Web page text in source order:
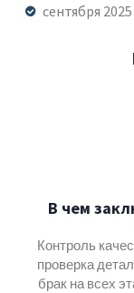
сентября 2025
В чем
Контроль
проверка
брак на всех